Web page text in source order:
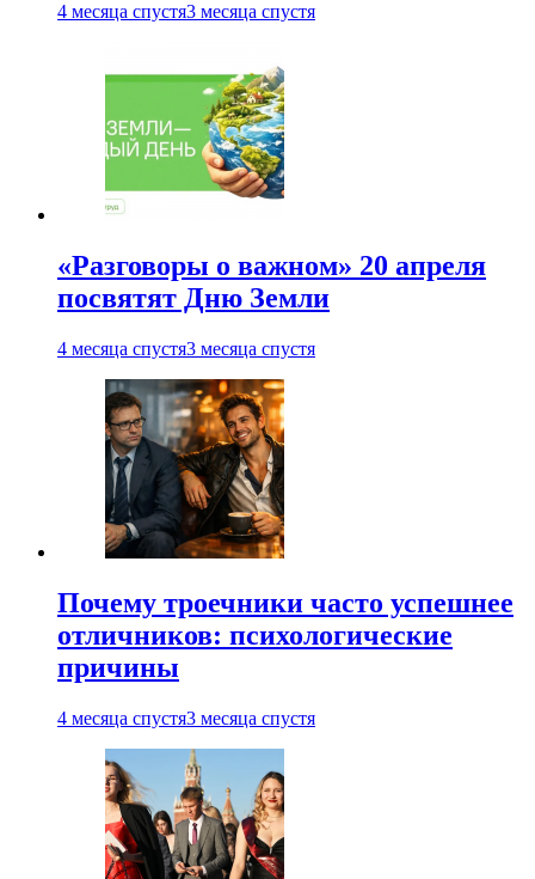
4 месяца спустя3 месяца спустя
«Разговоры о важном» 20 апреля
посвятят Дню Земли
4 месяца спустя3 месяца спустя
Почему троечники часто успешнее
отличников: психологические
причины
4 месяца спустя3 месяца спустя